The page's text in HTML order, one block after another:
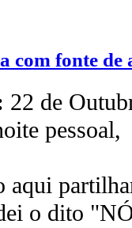
com fonte de
22 de
pessoal,
aqui
o dito